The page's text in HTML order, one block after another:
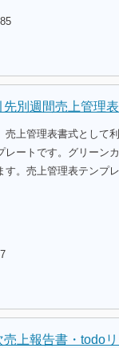
別週間売上管理表
売上管理表書式として
レートです。グリーン
。売上管理表テンプ
上報告書・todo